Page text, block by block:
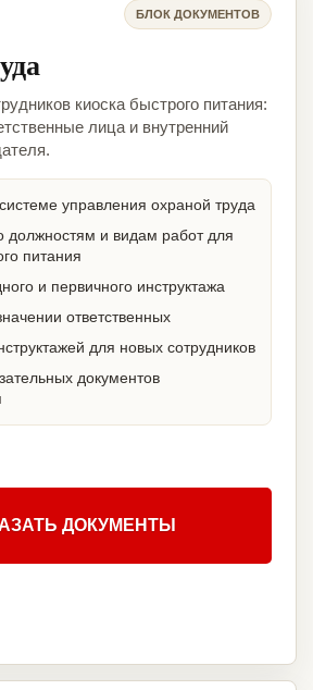
БЛОК ДОКУМЕНТОВ
киоска быстрого питания:
лица и внутренний
управления охраной труда
должностям и видам работ для
питания
и первичного инструктажа
ответственных
для новых сотрудников
документов
ДОКУМЕНТЫ